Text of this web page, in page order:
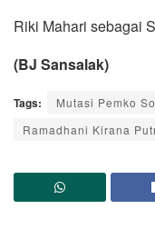
Riki Mahari sebagai
(BJ Sansalak)
Tags: Mutasi Pemko
Ramadhani Kirana